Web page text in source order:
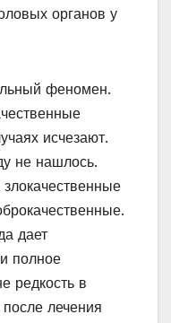
органов у
феномен.
исчезают.
не нашлось.
дает
полное
редкость в
лечения